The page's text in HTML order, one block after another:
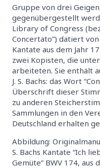
Gruppe von drei
gegenübergestellt
Library of Congress
Concertato”) datiert
Kantate aus dem Jahr
zwei Kopisten, die
arbeiteten. Sie enthält
J. S. Bachs: das Wort
Überschrift dieser
zu anderen
Sammlungen in den
Deutschland erhalten
Abbildung:
S. Bachs Kantate “Ich
Gemüte” BWV 174, aus